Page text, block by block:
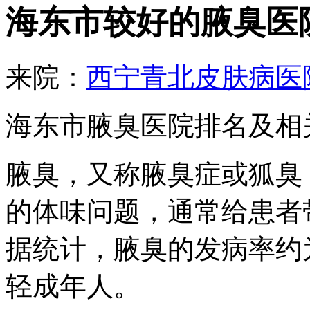
海东市较好的腋臭医
来院： 西宁青北皮肤病医
海东市腋臭医院排名及相
腋臭，又称腋臭症或狐
的体味问题，通常给患
据统计，腋臭的发病率
轻成年人。